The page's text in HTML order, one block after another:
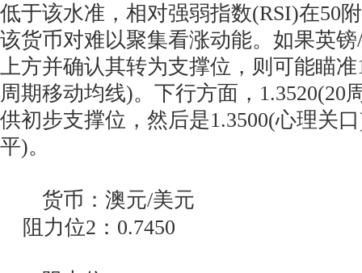
低于该水准，相对强弱指数(RSI)在50
该货币对难以聚集看涨动能。如果英镑
上方并确认其转为支撑位，则可能瞄准
周期移动均线)。下行方面，1.3520(20
供初步支撑位，然后是1.3500(心理关
平)。
货币：澳元/美元
阻力位2：0.7450